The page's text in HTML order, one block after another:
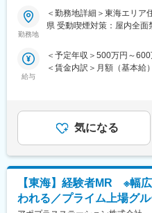
（2）様々なバックグラウ
当社は、業界2位のMR数
（3）業界トップクラスの
ています。
・1日あたり1,500円の外勤
・家賃の60％を会社負担
一部を除く）
・転勤が必要な場合、転居
旅費補助あり）
（4）豊富なキャリアパス
在籍期間や雇用形態に問わ
＜入社月について＞
入社月が決まっているため
具体的には、「どんな病気
注意点）／品質に問題は
また、現場で使われた際の
い薬づくりにも貢献します
自分が関わった薬が患者様
いのある仕事です
＼＼求人のポイント／／
勤務地
＜勤務地詳細＞東海エリア
県 受動喫煙対策：屋内全
給与
＜予定年収＞500万円～
＜賃金内訳＞月額（基本
を全額支給 ■賞与年2回（
全国勤務が可能な方は、
後の翌月給与で支給)賃金
通じて上下する可能性があ
表記です。
気になる
【東海】経験者MR ※幅
われる／プライム上場グ